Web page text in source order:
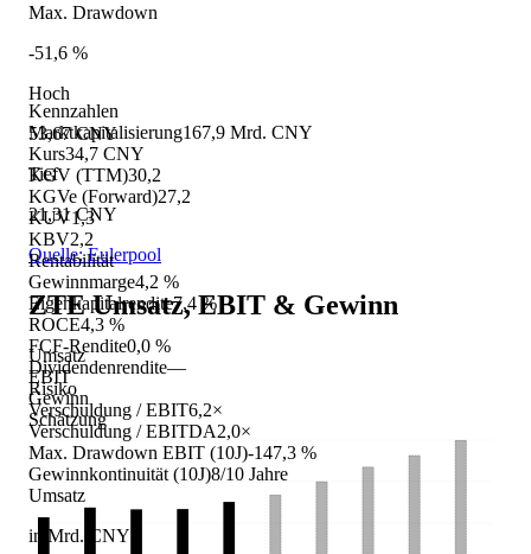
Kennzahlen
Marktkapitalisierung167,9 Mrd. CNY
Kurs34,7 CNY
KGV (TTM)30,2
KGVe (Forward)27,2
KUV1,3
KBV2,2
Rentabilität
Gewinnmarge4,2 %
Eigenkapitalrendite7,4 %
ROCE4,3 %
FCF-Rendite0,0 %
Dividendenrendite—
Risiko
Verschuldung / EBIT6,2×
Verschuldung / EBITDA2,0×
Max. Drawdown EBIT (10J)-147,3 %
Gewinnkontinuität (10J)8/10 Jahre
Umsatz
in Mrd. CNY
Max. Drawdown
-51,6 %
Hoch
53,67 CNY
Tief
21,31 CNY
Quelle: Eulerpool
ZTEUmsatz, EBIT & Gewinn
Umsatz
EBIT
Gewinn
Schätzung